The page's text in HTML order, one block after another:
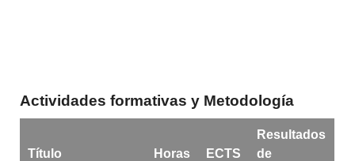
Actividades formativas y Metodología
Título Horas ECTS
Resultados
de